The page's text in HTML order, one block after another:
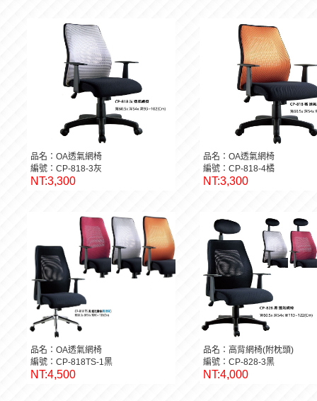
品名：OA透氣網椅
編號：CP-818-3灰
NT:3,300
品名：OA透氣網椅
編號：CP-818-4橘
NT:3,300
品名：OA透氣網椅
編號：CP-818TS-1黑
NT:4,500
品名：高背網椅(附枕頭)
編號：CP-828-3黑
NT:4,000